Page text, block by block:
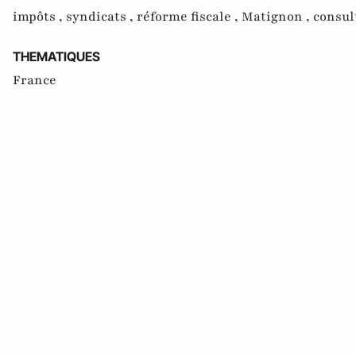
impôts , syndicats , réforme fiscale , Matignon ,
THEMATIQUES
France